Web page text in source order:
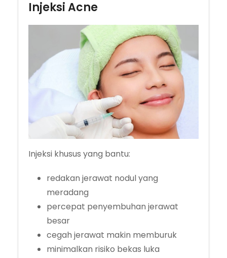
Injeksi Acne
Injeksi khusus yang bantu:
redakan jerawat nodul yang
meradang
percepat penyembuhan jerawat
besar
cegah jerawat makin memburuk
minimalkan risiko bekas luka